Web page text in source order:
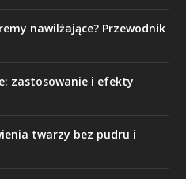
nawilżające? Przewodnik
zastosowanie i efekty
twarzy bez pudru i